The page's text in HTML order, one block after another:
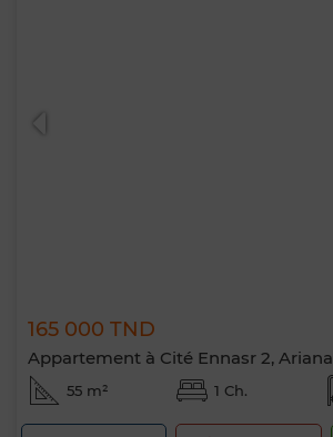
165 000 TND
Appartement à Cité Ennasr 2, Ariana
55 m² 1 Ch.